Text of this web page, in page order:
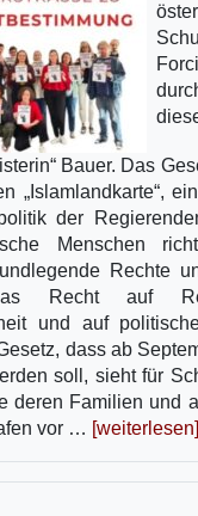
Bauer. Das
„Islamlandkarte“,
der
Menschen
Rechte
Recht auf
und auf
dass ab
soll, sieht für
deren Familien und
vor … [weiterlesen]